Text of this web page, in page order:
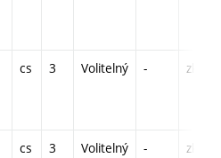
cs 3 Volitelný - zk
cs 3 Volitelný - zk